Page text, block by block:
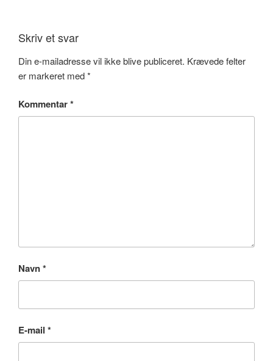
Skriv et svar
Din e-mailadresse vil ikke blive publiceret. Krævede felter
er markeret med*
Kommentar*
Navn*
E-mail *